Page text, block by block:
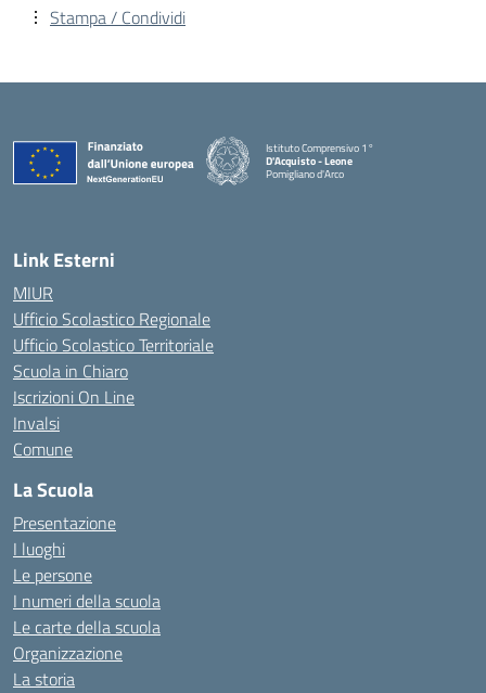
Stampa / Condividi
Istituto Comprensivo 1°
D'Acquisto - Leone
Pomigliano d'Arco
— Visita la pagina iniziale della scuola
Link Esterni
MIUR
Ufficio Scolastico Regionale
Ufficio Scolastico Territoriale
Scuola in Chiaro
Iscrizioni On Line
Invalsi
Comune
La Scuola
Presentazione
I luoghi
Le persone
I numeri della scuola
Le carte della scuola
Organizzazione
La storia